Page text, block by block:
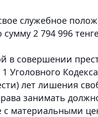
служебное
2 794 996
в совершении
Уголовного
лет лишения
занимать
с материальными